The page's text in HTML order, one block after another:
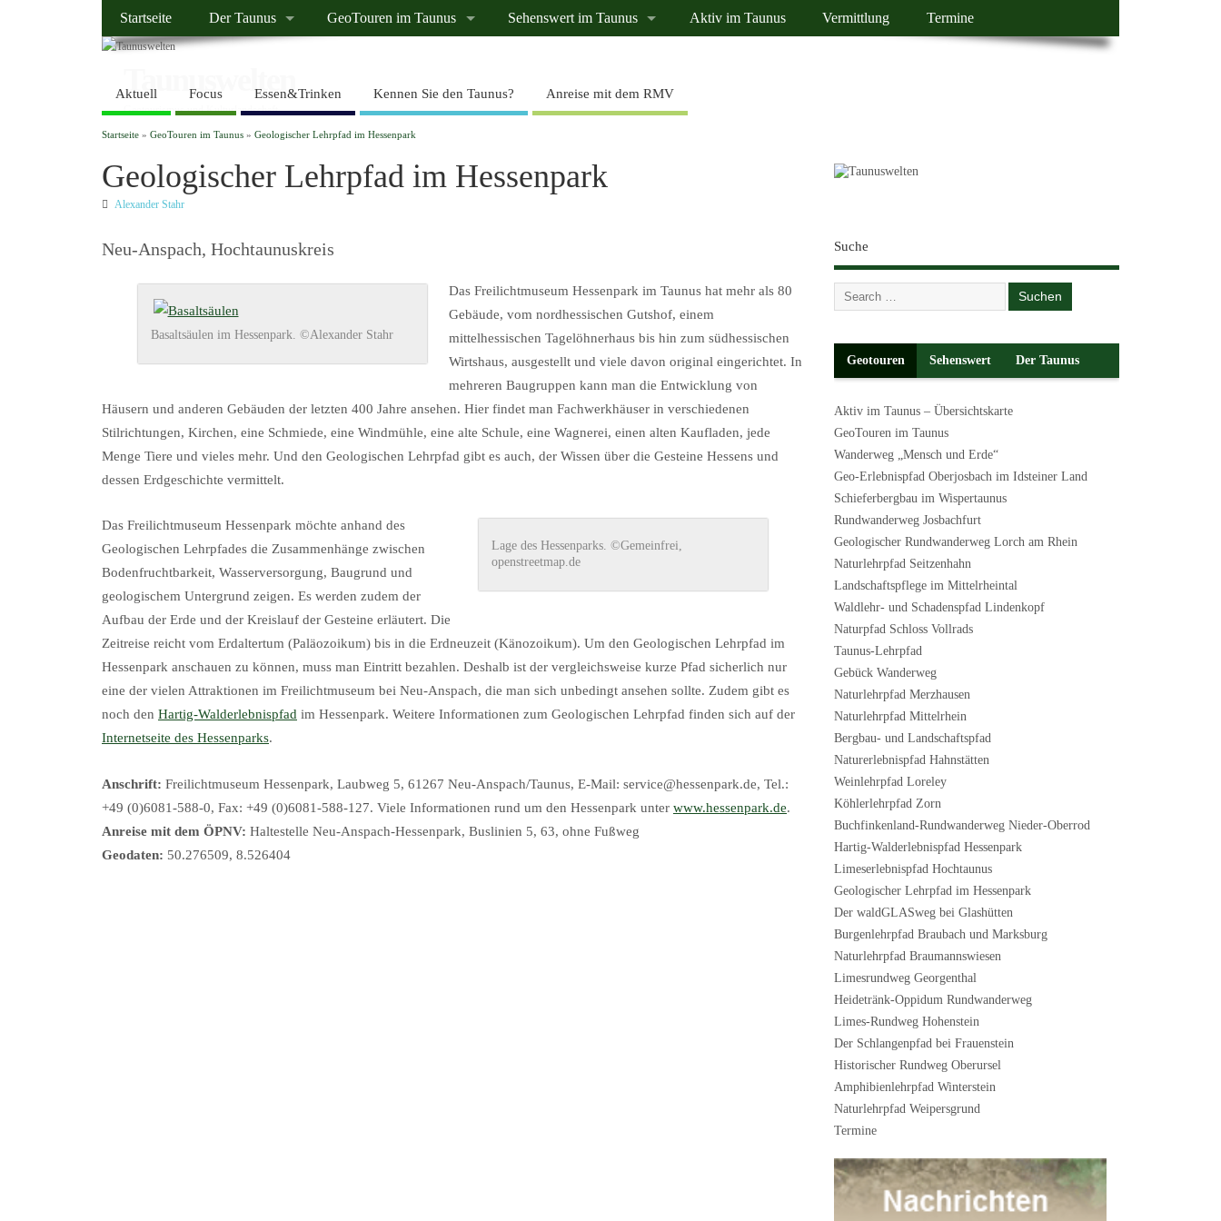
Startseite Der Taunus GeoTouren im Taunus Sehenswert im Taunus Aktiv im Taunus Vermittlung Termine
Taunuswelten
Geotourismus und Kulturlandschaft
Aktuell Focus Essen&Trinken Kennen Sie den Taunus? Anreise mit dem RMV
Startseite » GeoTouren im Taunus » Geologischer Lehrpfad im Hessenpark
Geologischer Lehrpfad im Hessenpark
Alexander Stahr
Neu-Anspach, Hochtaunuskreis
Basaltsäulen im Hessenpark. ©Alexander Stahr
Das Freilichtmuseum Hessenpark im Taunus hat mehr als 80
Gebäude, vom nordhessischen Gutshof, einem
mittelhessischen Tagelöhnerhaus bis hin zum südhessischen
Wirtshaus, ausgestellt und viele davon original eingerichtet. In
mehreren Baugruppen kann man die Entwicklung von
Häusern und anderen Gebäuden der letzten 400 Jahre ansehen. Hier findet man Fachwerkhäuser in verschiedenen
Stilrichtungen, Kirchen, eine Schmiede, eine Windmühle, eine alte Schule, eine Wagnerei, einen alten Kaufladen, jede
Menge Tiere und vieles mehr. Und den Geologischen Lehrpfad gibt es auch, der Wissen über die Gesteine Hessens und
dessen Erdgeschichte vermittelt.
Lage des Hessenparks. ©Gemeinfrei,
openstreetmap.de
Das Freilichtmuseum Hessenpark möchte anhand des
Geologischen Lehrpfades die Zusammenhänge zwischen
Bodenfruchtbarkeit, Wasserversorgung, Baugrund und
geologischem Untergrund zeigen. Es werden zudem der
Aufbau der Erde und der Kreislauf der Gesteine erläutert. Die
Zeitreise reicht vom Erdaltertum (Paläozoikum) bis in die Erdneuzeit (Känozoikum). Um den Geologischen Lehrpfad im
Hessenpark anschauen zu können, muss man Eintritt bezahlen. Deshalb ist der vergleichsweise kurze Pfad sicherlich nur
eine der vielen Attraktionen im Freilichtmuseum bei Neu-Anspach, die man sich unbedingt ansehen sollte. Zudem gibt es
noch den Hartig-Walderlebnispfad im Hessenpark. Weitere Informationen zum Geologischen Lehrpfad finden sich auf der
Internetseite des Hessenparks.
Anschrift: Freilichtmuseum Hessenpark, Laubweg 5, 61267 Neu-Anspach/Taunus, E-Mail: service@hessenpark.de, Tel.:
+49 (0)6081-588-0, Fax: +49 (0)6081-588-127. Viele Informationen rund um den Hessenpark unter www.hessenpark.de.
Anreise mit dem ÖPNV: Haltestelle Neu-Anspach-Hessenpark, Buslinien 5, 63, ohne Fußweg
Geodaten: 50.276509, 8.526404
Suche
Geotouren Sehenswert Der Taunus
Aktiv im Taunus – Übersichtskarte
GeoTouren im Taunus
Wanderweg „Mensch und Erde“
Geo-Erlebnispfad Oberjosbach im Idsteiner Land
Schieferbergbau im Wispertaunus
Rundwanderweg Josbachfurt
Geologischer Rundwanderweg Lorch am Rhein
Naturlehrpfad Seitzenhahn
Landschaftspflege im Mittelrheintal
Waldlehr- und Schadenspfad Lindenkopf
Naturpfad Schloss Vollrads
Taunus-Lehrpfad
Gebück Wanderweg
Naturlehrpfad Merzhausen
Naturlehrpfad Mittelrhein
Bergbau- und Landschaftspfad
Naturerlebnispfad Hahnstätten
Weinlehrpfad Loreley
Köhlerlehrpfad Zorn
Buchfinkenland-Rundwanderweg Nieder-Oberrod
Hartig-Walderlebnispfad Hessenpark
Limeserlebnispfad Hochtaunus
Geologischer Lehrpfad im Hessenpark
Der waldGLASweg bei Glashütten
Burgenlehrpfad Braubach und Marksburg
Naturlehrpfad Braumannswiesen
Limesrundweg Georgenthal
Heidetränk-Oppidum Rundwanderweg
Limes-Rundweg Hohenstein
Der Schlangenpfad bei Frauenstein
Historischer Rundweg Oberursel
Amphibienlehrpfad Winterstein
Naturlehrpfad Weipersgrund
Termine